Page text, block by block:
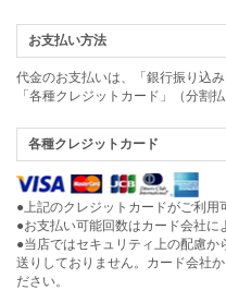
お支払い方法
代金のお支払いは、「銀行振り込
「各種クレジットカード」（分割
各種クレジットカード
●上記のクレジットカードがご利用
●お支払い可能回数はカード会社に
●当店ではセキュリティ上の配慮
送りしておりません。カード会社
ださい。